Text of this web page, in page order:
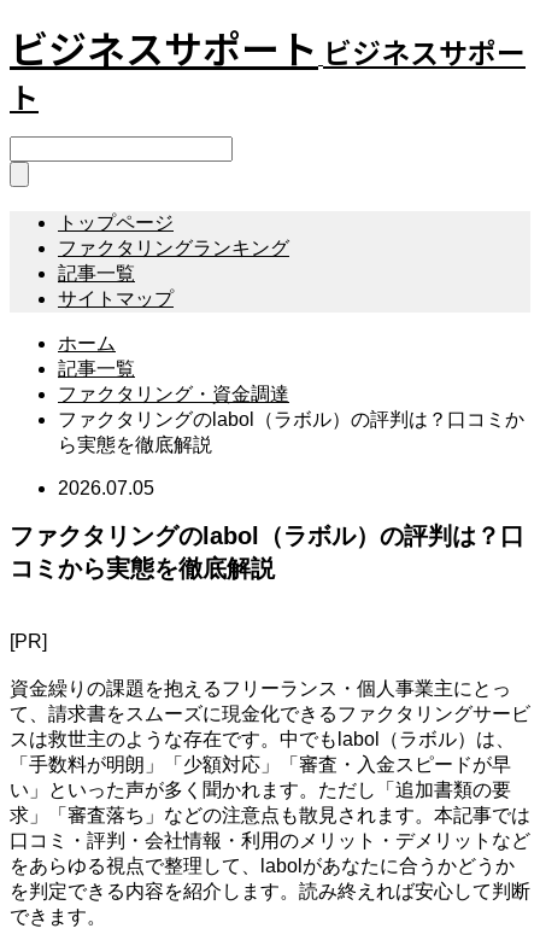
ビジネスサポート ビジネスサポー
ト
トップページ
ファクタリングランキング
記事一覧
サイトマップ
ホーム
記事一覧
ファクタリング・資金調達
ファクタリングのlabol（ラボル）の評判は？口コミか
ら実態を徹底解説
2026.07.05
ファクタリングのlabol（ラボル）の評判は？口
コミから実態を徹底解説
[PR]
資金繰りの課題を抱えるフリーランス・個人事業主にとっ
て、請求書をスムーズに現金化できるファクタリングサービ
スは救世主のような存在です。中でもlabol（ラボル）は、
「手数料が明朗」「少額対応」「審査・入金スピードが早
い」といった声が多く聞かれます。ただし「追加書類の要
求」「審査落ち」などの注意点も散見されます。本記事では
口コミ・評判・会社情報・利用のメリット・デメリットなど
をあらゆる視点で整理して、labolがあなたに合うかどうか
を判定できる内容を紹介します。読み終えれば安心して判断
できます。